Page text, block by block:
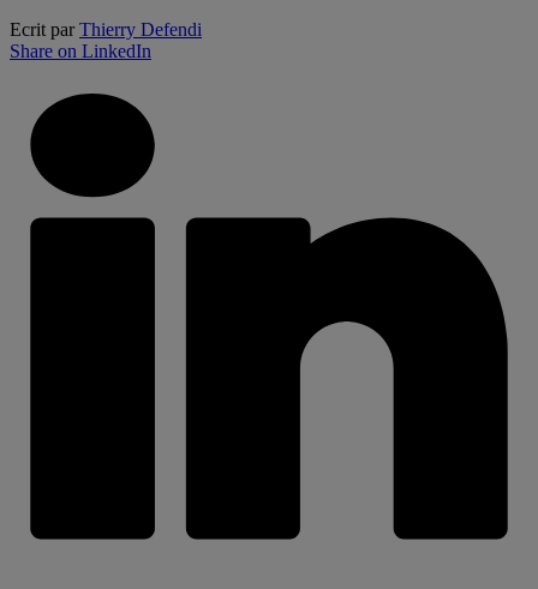
Ecrit parThierry Defendi
Share on LinkedIn